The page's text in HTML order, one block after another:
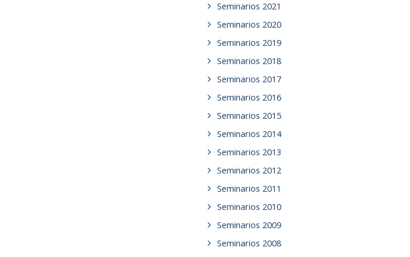
Seminarios 2021
Seminarios 2020
Seminarios 2019
Seminarios 2018
Seminarios 2017
Seminarios 2016
Seminarios 2015
Seminarios 2014
Seminarios 2013
Seminarios 2012
Seminarios 2011
Seminarios 2010
Seminarios 2009
Seminarios 2008